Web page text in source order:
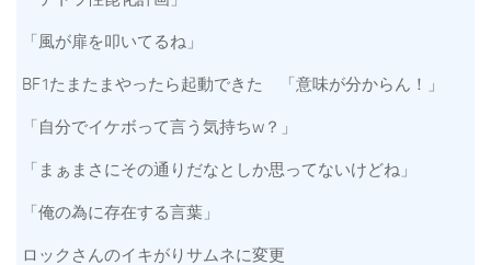
「風が扉を叩いてるね」
BF1たまたまやったら起動できた 「意味が分からん！」
「自分でイケボって言う気持ちw？」
「まぁまさにその通りだなとしか思ってないけどね」
「俺の為に存在する言葉」
ロックさんのイキがりサムネに変更